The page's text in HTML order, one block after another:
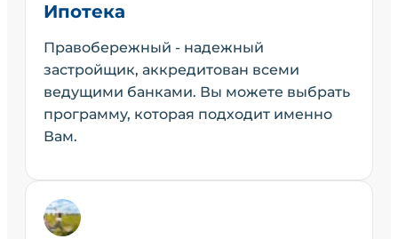
Ипотека
Правобережный - надежный
застройщик, аккредитован всеми
ведущими банками. Вы можете выбрать
программу, которая подходит именно
Вам.